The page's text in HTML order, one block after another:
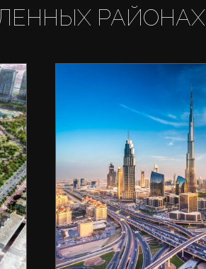
РАЙОНАХ